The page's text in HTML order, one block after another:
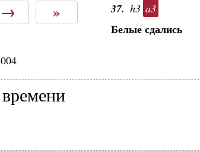
→ » 37. h3 a3
Белые сдались